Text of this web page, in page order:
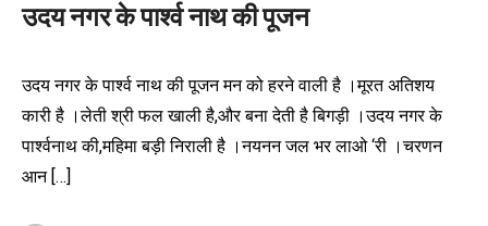
उदय नगर के पार्श्व नाथ की पूजन
उदय नगर के पार्श्व नाथ की पूजन मन को हरने वाली है ।मूरत अतिशय
कारी है ।लेती श्री फल खाली है,और बना देती है बिगड़ी ।उदय नगर के
पार्श्वनाथ की,महिमा बड़ी निराली है ।नयनन जल भर लाओ ‘री ।चरणन
आन […]